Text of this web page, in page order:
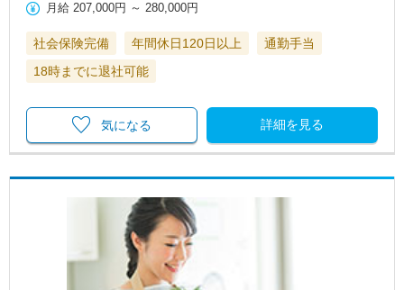
月給 207,000円 ～280,000円
社会保険完備 年間休日120日以上
通勤手当
18時までに退社可能
詳細を見る
気になる